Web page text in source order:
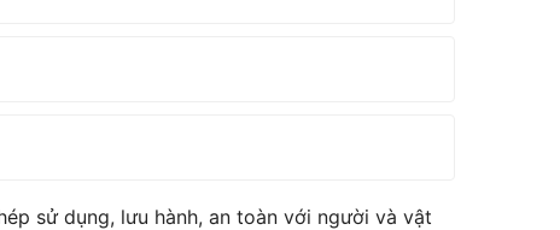
sử dụng, lưu hành, an toàn với người và vật